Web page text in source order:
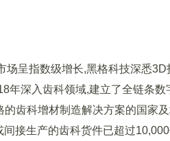
呈指数级增长,黑格科技深悉3D
年深入齿科领域,建立了全链条
齿科增材制造解决方案的国家
接生产的齿科货件已超过